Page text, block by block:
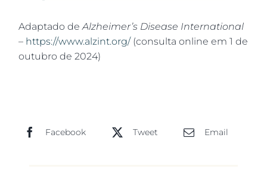
Adaptado deAlzheimer’s Disease International
– https://www.alzint.org/(consulta online em 1 de
outubro de 2024)
Facebook Tweet Email